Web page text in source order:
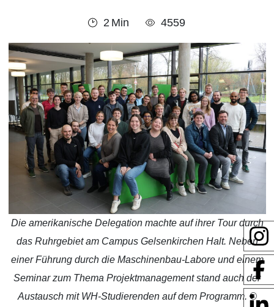
2 Min 4559
Die amerikanische Delegation machte auf ihrer Tour durch
das Ruhrgebiet am Campus Gelsenkirchen Halt. Neben
einer Führung durch die Maschinenbau-Labore und einem
Seminar zum Thema Projektmanagement stand auch der
Austausch mit WH-Studierenden auf dem Programm. ©